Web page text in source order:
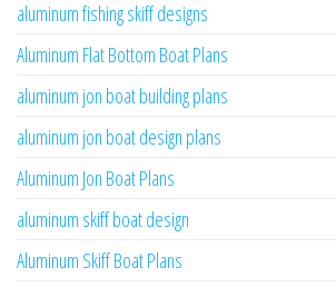
aluminum fishing skiff designs
Aluminum Flat Bottom Boat Plans
aluminum jon boat building plans
aluminum jon boat design plans
Aluminum Jon Boat Plans
aluminum skiff boat design
Aluminum Skiff Boat Plans